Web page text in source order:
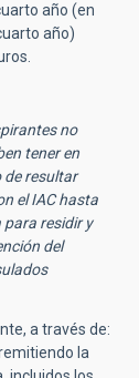
año (en
año)
no
tener en
de resultar
el IAC hasta
residir y
del
a través de:
la